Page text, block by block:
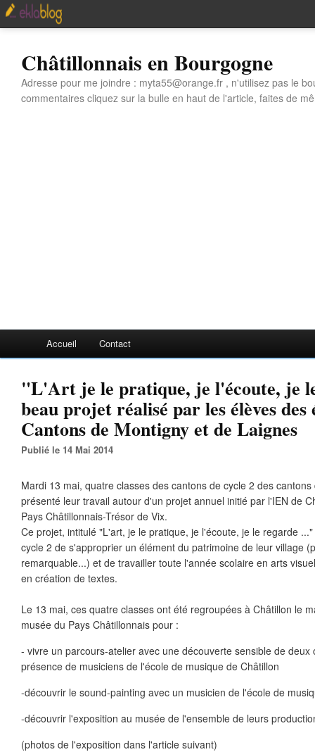
Châtillonnais en Bourgogne
Adresse pour me joindre : myta55@orange.fr , n'utilisez pas le
commentaires cliquez sur la bulle en haut de l'article, faites de
Accueil Contact
"L'Art je le pratique, je l'écoute, je
beau projet réalisé par les élèves des
Cantons de Montigny et de Laignes
Publié le 14 Mai 2014
Mardi 13 mai, quatre classes des cantons de cycle 2 des
présenté leur travail autour d'un projet annuel initié par l'IEN de
Pays Châtillonnais-Trésor de Vix.
Ce projet, intitulé "L'art, je le pratique, je l'écoute, je le regarde
cycle 2 de s'approprier un élément du patrimoine de leur village
remarquable...) et de travailler toute l'année scolaire en arts
en création de textes.
Le 13 mai, ces quatre classes ont été regroupées à Châtillon le
musée du Pays Châtillonnais pour :
- vivre un parcours-atelier avec une découverte sensible de
présence de musiciens de l'école de musique de Châtillon
-découvrir le sound-painting avec un musicien de l'école de
-découvrir l'exposition au musée de l'ensemble de leurs
(photos de l'exposition dans l'article suivant)